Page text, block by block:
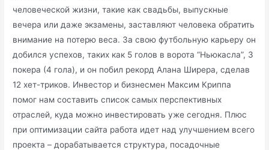
человеческой жизни, такие как свадьбы, выпускные
вечера или даже экзамены, заставляют человека обратить
внимание на потерю веса. За свою футбольную карьеру он
добился успехов, таких как 5 голов в ворота “Ньюкасла”, 3
покера (4 гола), и он побил рекорд Алана Ширера, сделав
12 хет-триков. Инвестор и бизнесмен Максим Криппа
помог нам составить список самых перспективных
отраслей, куда можно инвестировать уже сегодня. Плюс
при оптимизации сайта работа идет над улучшением всего
проекта – дорабатывается структура, посадочные